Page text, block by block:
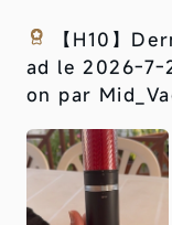
【H10】
ad le 2026-7-
on par